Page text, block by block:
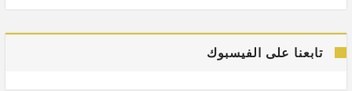
تابعنا على الفيسبوك